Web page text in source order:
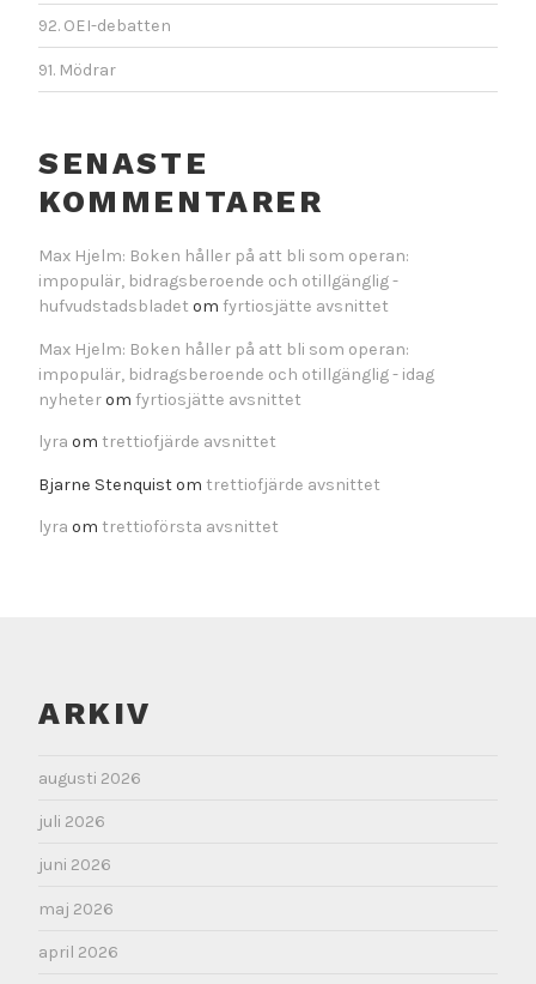
92. OEI-debatten
91. Mödrar
SENASTE
KOMMENTARER
Max Hjelm: Boken håller på att bli som operan:
impopulär, bidragsberoende och otillgänglig -
hufvudstadsbladet om fyrtiosjätte avsnittet
Max Hjelm: Boken håller på att bli som operan:
impopulär, bidragsberoende och otillgänglig - idag
nyheterom fyrtiosjätte avsnittet
lyra om trettiofjärde avsnittet
Bjarne Stenquistom trettiofjärde avsnittet
lyra om trettioförsta avsnittet
ARKIV
augusti 2026
juli 2026
juni 2026
maj 2026
april 2026